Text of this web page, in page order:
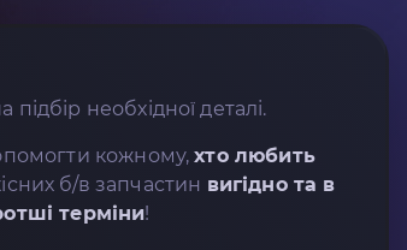
підбір необхідної деталі.
кожному,хто любить
б/в запчастин вигідно та в
терміни!